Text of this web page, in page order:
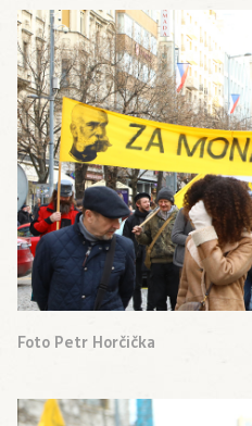
Foto Petr Horčička